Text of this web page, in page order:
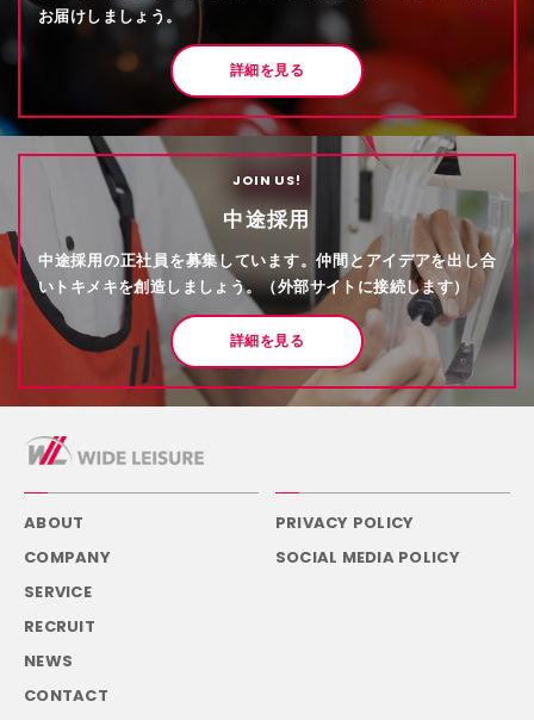
お届けしましょう。
詳細を見る
JOIN US!
中途採用
中途採用の正社員を募集しています。仲間とアイデアを出し合
いトキメキを創造しましょう。（外部サイトに接続します）
詳細を見る
ABOUT
COMPANY
SERVICE
RECRUIT
NEWS
CONTACT
PRIVACY POLICY
SOCIAL MEDIA POLICY